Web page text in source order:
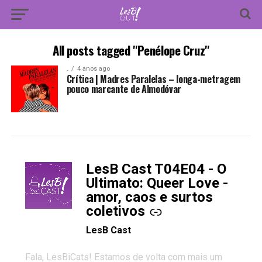
All posts tagged "Penélope Cruz"
. 4 anos ago
Crítica | Madres Paralelas – longa-metragem
pouco marcante de Almodóvar
LesB Cast T04E04 - O
Ultimato: Queer Love -
amor, caos e surtos
coletivos
-
LesB Cast
Fala, LesBiCats! Estamos de volta com mais um